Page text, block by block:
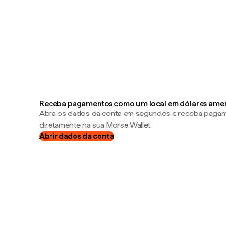
Receba pagamentos como um local em dólares
Abra os dados da conta em segundos e receba
diretamente na sua Morse Wallet.
Abrir dados da conta